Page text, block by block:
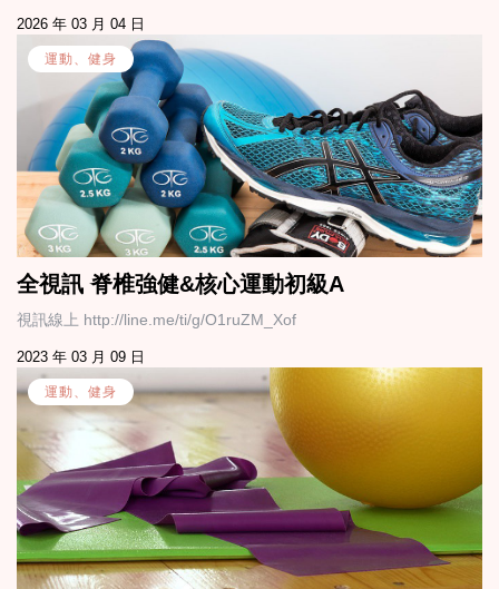
2026 年 03 月 04 日
運動、健身
全視訊 脊椎強健&核心運動初級A
視訊線上 http://line.me/ti/g/O1ruZM_Xof
2023 年 03 月 09 日
運動、健身